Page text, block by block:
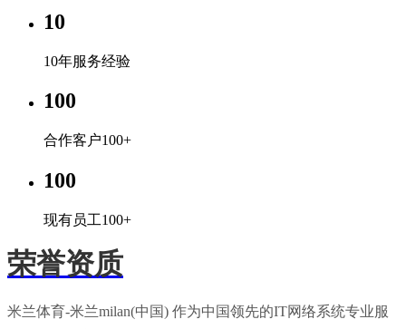
10
10年服务经验
100
合作客户100+
100
现有员工100+
荣誉资质
米兰体育-米兰milan(中国) 作为中国领先的IT网络系统专业服